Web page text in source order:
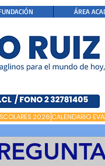
ÁREA
2026 CALENDARIO